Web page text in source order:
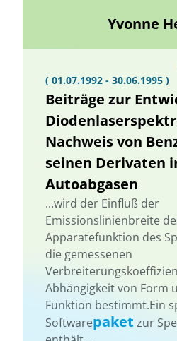
Yvonne
( 01.07.1992 - 30.06.1995 )
Beiträge zur
Nachweis von
seinen Derivaten
Autoabgasen
...wird der Einfluß der
Emissionslinienbreite
Apparatefunktion des
die gemessenen
Abhängigkeit von Form
Funktion bestimmt.Ein
Softwarepaket zur